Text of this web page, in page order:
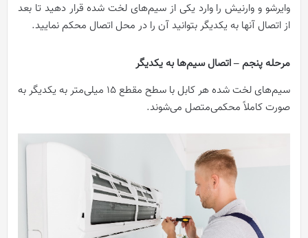
وایرشو و وارنیش را وارد یکی از سیم‌های لخت شده قرار دهید تا بعد
از اتصال آنها به یکدیگر بتوانید آن را در محل اتصال محکم نمایید.
مرحله پنجم – اتصال سیم‌ها به یکدیگر
سیم‌های لخت شده هر کابل با سطح مقطع 15 میلی‌متر به یکدیگر به
صورت کاملاً محکمی‌متصل می‌شوند.